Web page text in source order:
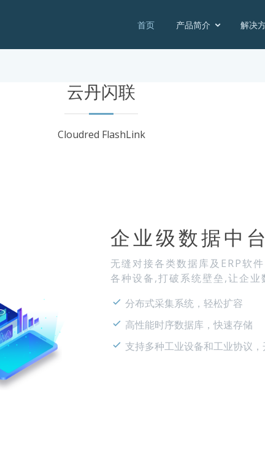
首页 产品简介 解决
云丹闪联
Cloudred FlashLink
企业级数据中台
无缝对接各类数据库及ERP软
各种设备,打破系统壁垒,让企
分布式采集系统，轻松扩容
高性能时序数据库，快速存储
支持多种工业设备和工业协议，